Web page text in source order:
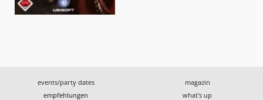
events/party dates
empfehlungen
magazin
what's up